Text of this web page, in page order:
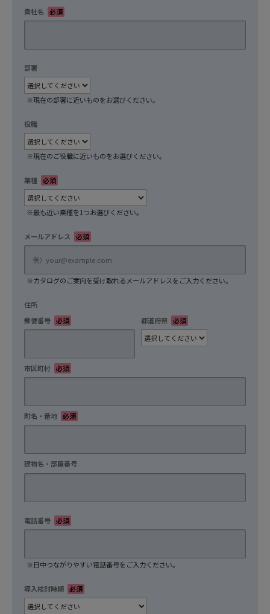
貴社名 必須
部署
※現在の部署に近いものをお選びください。
役職
※現在のご役職に近いものをお選びください。
業種 必須
※最も近い業種を1つお選びください。
メールアドレス 必須
※カタログのご案内を受け取れるメールアドレスをご入力ください。
住所
郵便番号 必須 都道府県 必須
市区町村 必須
町名・番地 必須
建物名・部屋番号
電話番号 必須
※日中つながりやすい電話番号をご入力ください。
導入検討時期 必須